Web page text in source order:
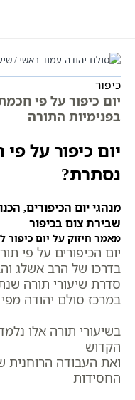
עמוד ראשי
כיפור
יום כיפור על פי
בפנימיות התורה
יום כיפור על
נסתרת?
מנהגי יום הכיפורים,
שבירת צום בכיפור
מאמר חיזוק על יום
יום הכיפורים על פי
בדרכו של הרב אשלג
סדרת שיעורי תורה
במרכז סולם יהודה
בשיעורי תורה אלו
הקדוש
ואת העבודה הרוחנית
החסידות